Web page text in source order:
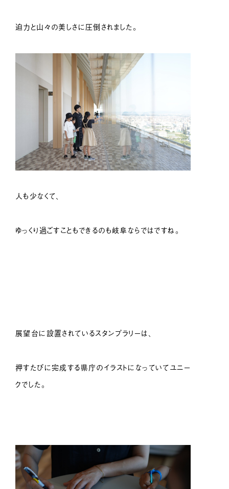
迫力と山々の美しさに圧倒されました。
人も少なくて、
ゆっくり過ごすこともできるのも岐阜ならではですね。
展望台に設置されているスタンプラリーは、
押すたびに完成する県庁のイラストになっていてユニー
クでした。